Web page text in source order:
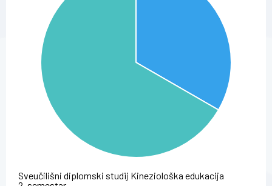
Sveučilišni diplomski studij Kineziološka edukacija